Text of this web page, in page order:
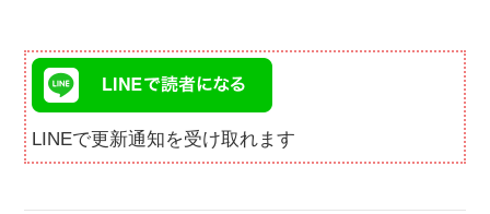
LINEで更新通知を受け取れます